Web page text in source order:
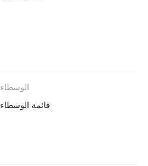
الوسطاء
قائمة الوسطاء